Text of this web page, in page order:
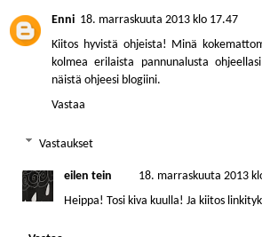
Enni 18. marraskuuta 2013 klo 17.47
Kiitos hyvistä ohjeista! Minä
kolmea erilaista pannunalusta
näistä ohjeesi blogiini.
Vastaa
Vastaukset
eilen tein
18. marraskuuta 2013
Heippa! Tosi kiva kuulla! Ja kiitos